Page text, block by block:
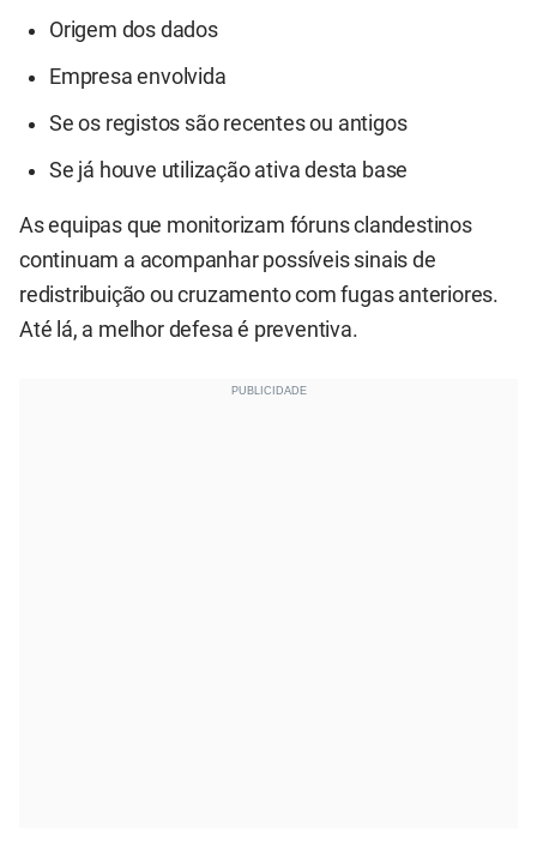
Origem dos dados
Empresa envolvida
Se os registos são recentes ou antigos
Se já houve utilização ativa desta base
As equipas que monitorizam fóruns clandestinos
continuam a acompanhar possíveis sinais de
redistribuição ou cruzamento com fugas anteriores.
Até lá, a melhor defesa é preventiva.